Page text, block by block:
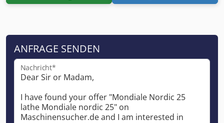
ANFRAGE SENDEN
Nachricht*